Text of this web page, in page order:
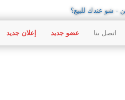
اتصل بنا عضو جديد إعلان جديد